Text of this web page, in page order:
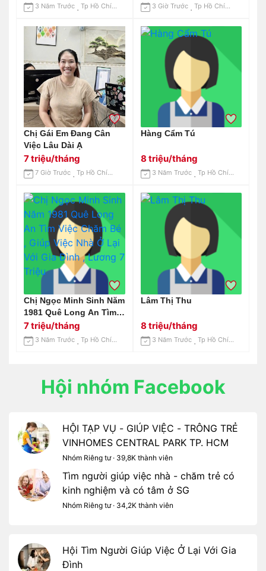
3 Năm Trước Tp Hồ Chí Minh 3 Giờ Trước Tp Hồ Chí Minh
Chị Gái Em Đang Cân
Việc Lâu Dài Ạ
7 triệu/tháng
7 Giờ Trước Tp Hồ Chí Minh
Hàng Cẩm Tú
8 triệu/tháng
3 Năm Trước Tp Hồ Chí Minh
Chị Ngọc Minh Sinh Năm
1981 Quê Long An Tìm
Việc Chăm Bé , Giúp
Việc Nhà Ở Lại Với Gia
Đình , Lương 7 Triệu
7 triệu/tháng
3 Năm Trước Tp Hồ Chí Minh
Lâm Thị Thu
8 triệu/tháng
3 Năm Trước Tp Hồ Chí Minh
Hội nhóm Facebook
HỘI TẠP VỤ - GIÚP VIỆC - TRÔNG TRẺ
VINHOMES CENTRAL PARK TP. HCM
Nhóm Riêng tư · 39,8K thành viên
Tìm người giúp việc nhà - chăm trẻ có
kinh nghiệm và có tâm ở SG
Nhóm Riêng tư · 34,2K thành viên
Hội Tìm Người Giúp Việc Ở Lại Với Gia
Đình